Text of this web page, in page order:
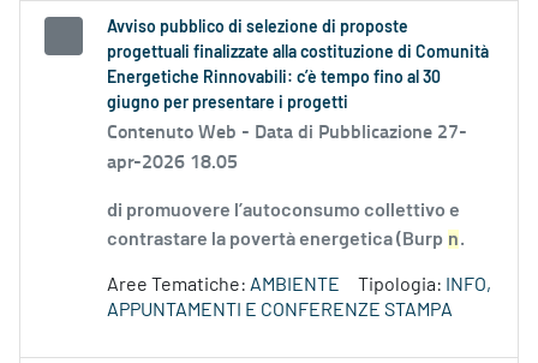
Avviso pubblico di selezione di proposte
progettuali finalizzate alla costituzione di Comunità
Energetiche Rinnovabili: c’è tempo fino al 30
giugno per presentare i progetti
Contenuto Web - Data di Pubblicazione 27-
apr-2026 18.05
di promuovere l’autoconsumo collettivo e
contrastare la povertà energetica (Burp n.
Aree Tematiche: AMBIENTE Tipologia:
INFO,
APPUNTAMENTI E CONFERENZE STAMPA